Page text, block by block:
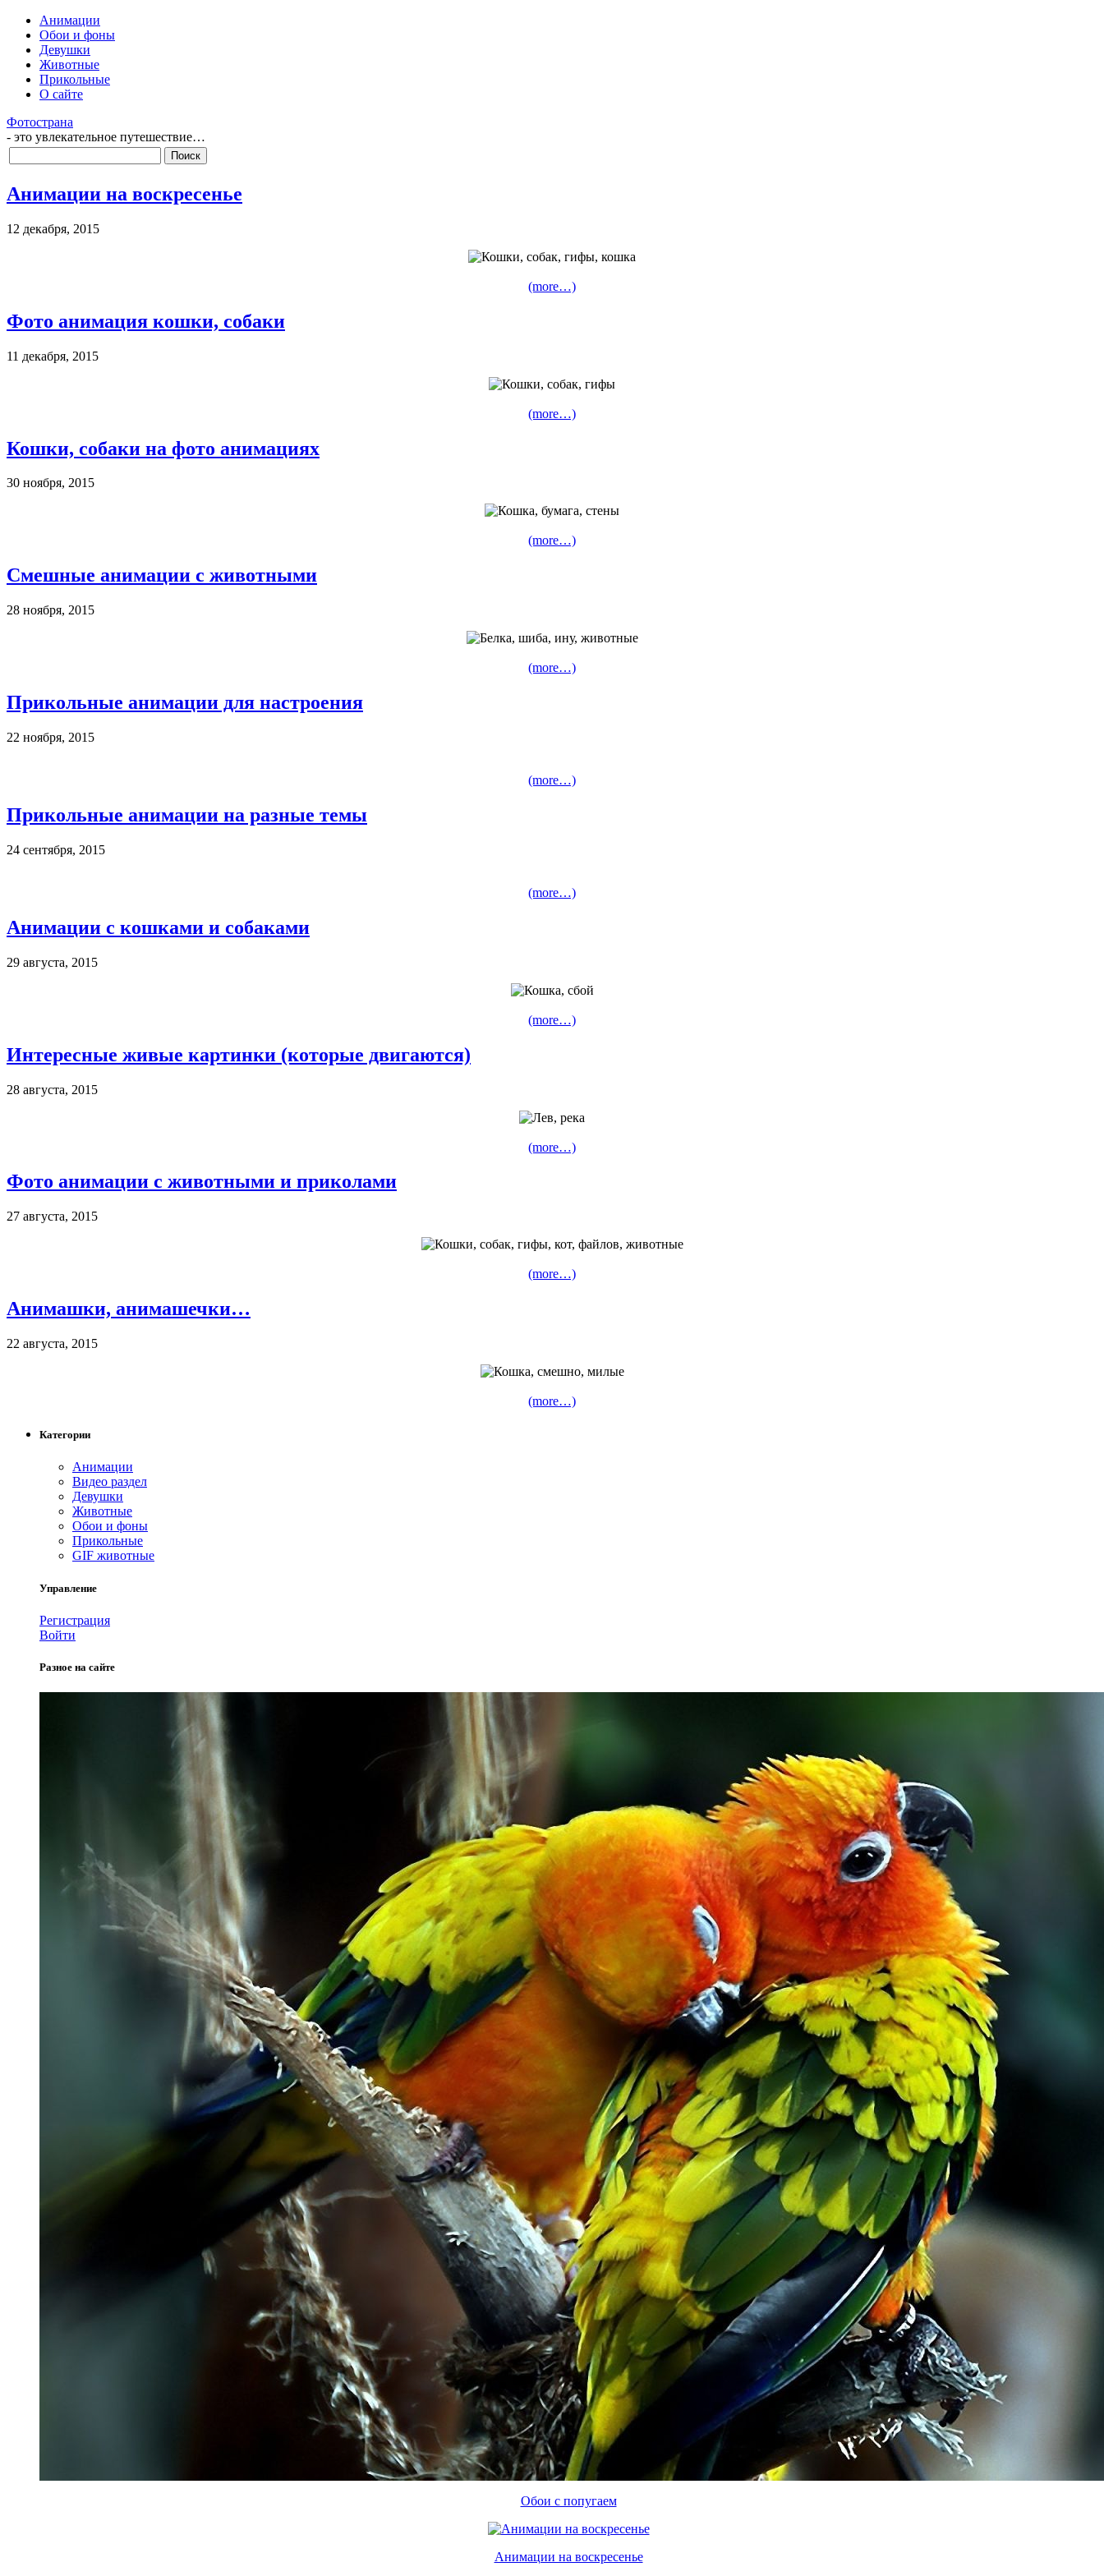
Анимации
Обои и фоны
Девушки
Животные
Прикольные
О сайте
Фотострана
- это увлекательное путешествие…
Анимации на воскресенье
12 декабря, 2015
(more…)
Фото анимация кошки, собаки
11 декабря, 2015
(more…)
Кошки, собаки на фото анимациях
30 ноября, 2015
(more…)
Смешные анимации с животными
28 ноября, 2015
(more…)
Прикольные анимации для настроения
22 ноября, 2015
(more…)
Прикольные анимации на разные темы
24 сентября, 2015
(more…)
Анимации с кошками и собаками
29 августа, 2015
(more…)
Интересные живые картинки (которые двигаются)
28 августа, 2015
(more…)
Фото анимации с животными и приколами
27 августа, 2015
(more…)
Анимашки, анимашечки…
22 августа, 2015
(more…)
Категории
Анимации
Видео раздел
Девушки
Животные
Обои и фоны
Прикольные
GIF животные
Управление
Регистрация
Войти
Разное на сайте
Обои с попугаем
Анимации на воскресенье